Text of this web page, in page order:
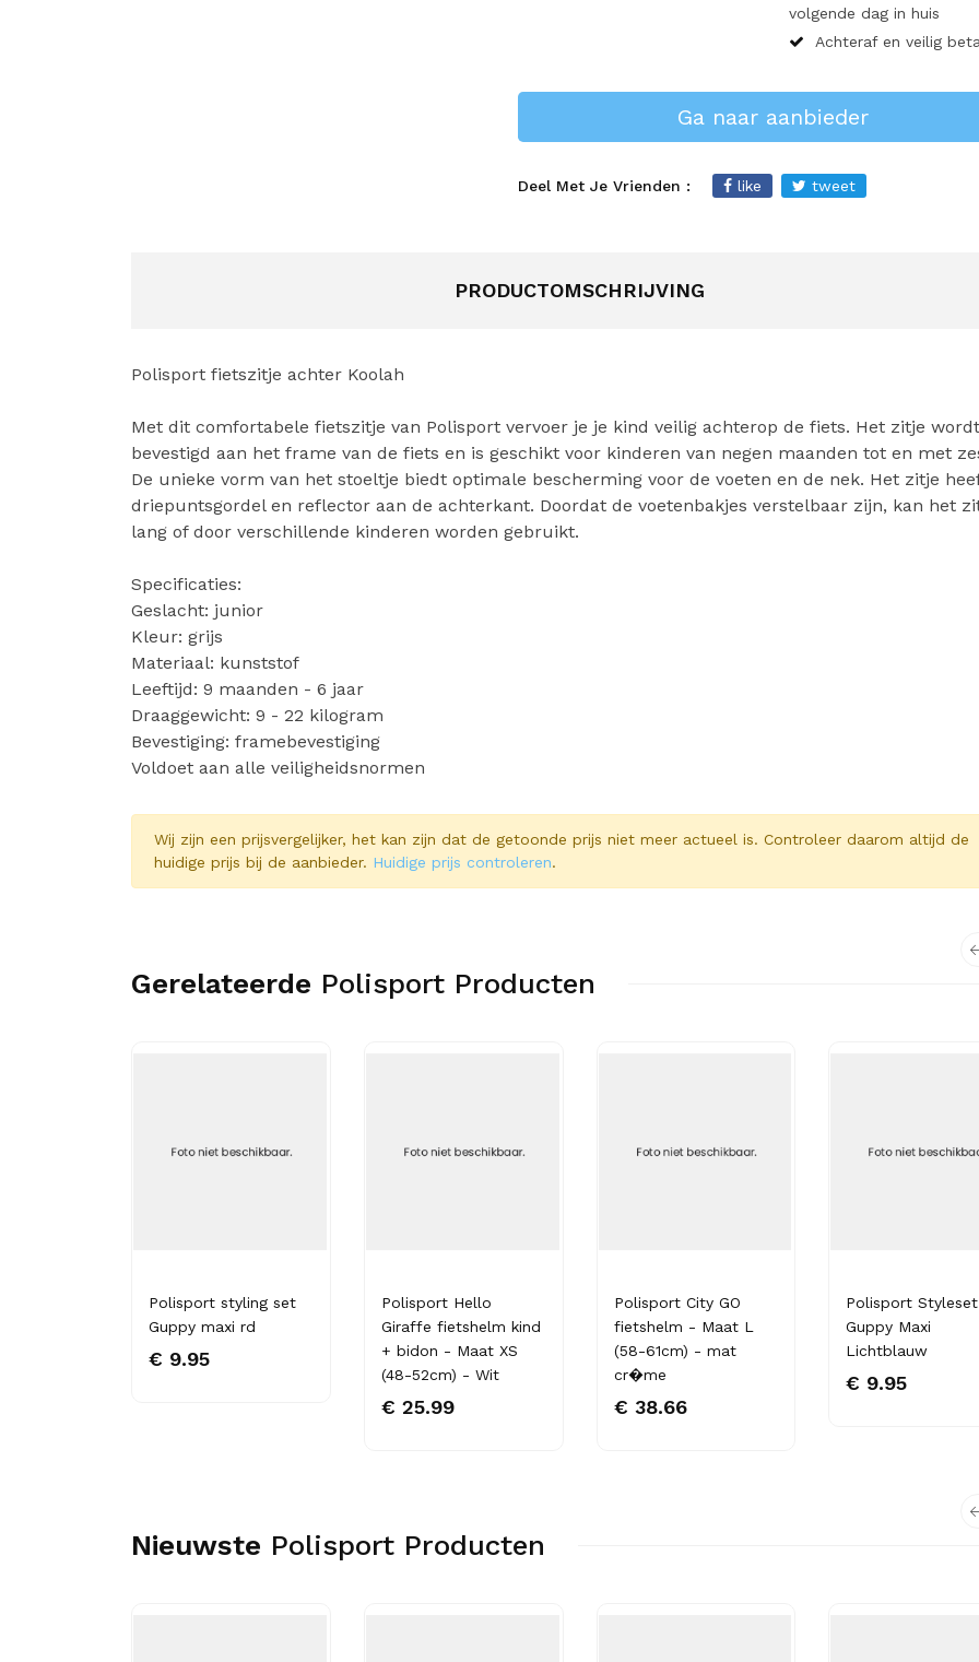
volgende dag in huis
Achteraf en veilig
Ga naar aanbieder
Deel Met Je Vrienden : like tweet
PRODUCTOMSCHRIJVING
Polisport fietszitje achter Koolah
Met dit comfortabele fietszitje van Polisport vervoer je je kind veilig achterop de fiets. Het zitje wordt
bevestigd aan het frame van de fiets en is geschikt voor kinderen van negen maanden tot en met
De unieke vorm van het stoeltje biedt optimale bescherming voor de voeten en de nek. Het zitje
driepuntsgordel en reflector aan de achterkant. Doordat de voetenbakjes verstelbaar zijn, kan het
lang of door verschillende kinderen worden gebruikt.
Specificaties:
Geslacht: junior
Kleur: grijs
Materiaal: kunststof
Leeftijd: 9 maanden - 6 jaar
Draaggewicht: 9 - 22 kilogram
Bevestiging: framebevestiging
Voldoet aan alle veiligheidsnormen
Wij zijn een prijsvergelijker, het kan zijn dat de getoonde prijs niet meer actueel is. Controleer daarom altijd de
huidige prijs bij de aanbieder. Huidige prijs controleren.
Gerelateerde Polisport Producten
Polisport styling set
Guppy maxi rd
€ 9.95
Polisport Hello
Giraffe fietshelm kind
+ bidon - Maat XS
(48-52cm) - Wit
€ 25.99
Polisport City GO
fietshelm - Maat L
(58-61cm) - mat
cr�me
€ 38.66
Polisport Styleset
Guppy Maxi
Lichtblauw
€ 9.95
Nieuwste Polisport Producten